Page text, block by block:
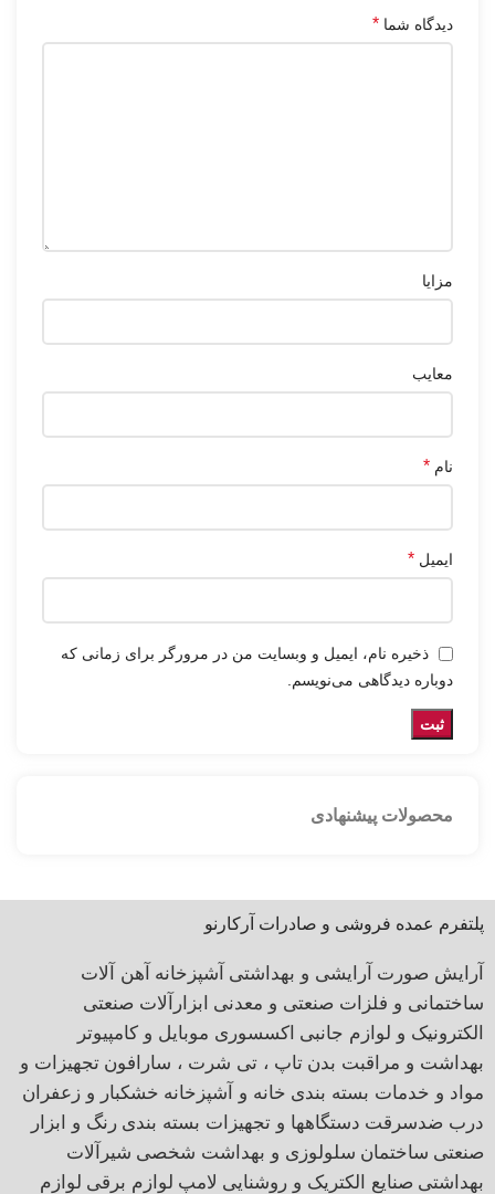
دیدگاه شما *
مزایا
معایب
نام *
ایمیل *
ذخیره نام، ایمیل و وبسایت من در مرورگر برای زمانی که
دوباره دیدگاهی می‌نویسم.
محصولات پیشنهادی
پلتفرم عمده فروشی و صادرات آرکارنو
آرایش صورت آرایشی و بهداشتی آشپزخانه آهن آلات
ساختمانی و فلزات صنعتی و معدنی ابزارآلات صنعتی
الکترونیک و لوازم جانبی اکسسوری موبایل و کامپیوتر
بهداشت و مراقبت بدن تاپ ، تی شرت ، سارافون تجهیزات و
مواد و خدمات بسته بندی خانه و آشپزخانه خشکبار و زعفران
درب ضدسرقت دستگاهها و تجهیزات بسته بندی رنگ و ابزار
صنعتی ساختمان سلولوزی و بهداشت شخصی شیرآلات
بهداشتی صنایع الکتریک و روشنایی لامپ لوازم برقی لوازم